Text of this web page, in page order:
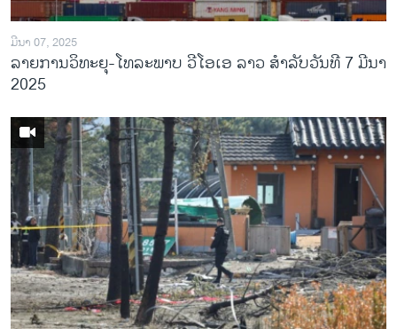
ມີນາ 07, 2025
ລາຍການ​ວິ​ທະ​ຍ​ຸ-ໂທ​ລະ​ພາບ ວີໂອເອ ລາວ ສຳ​ລັບ​ວັນ​ທີ 7 ມີ​ນາ
2025